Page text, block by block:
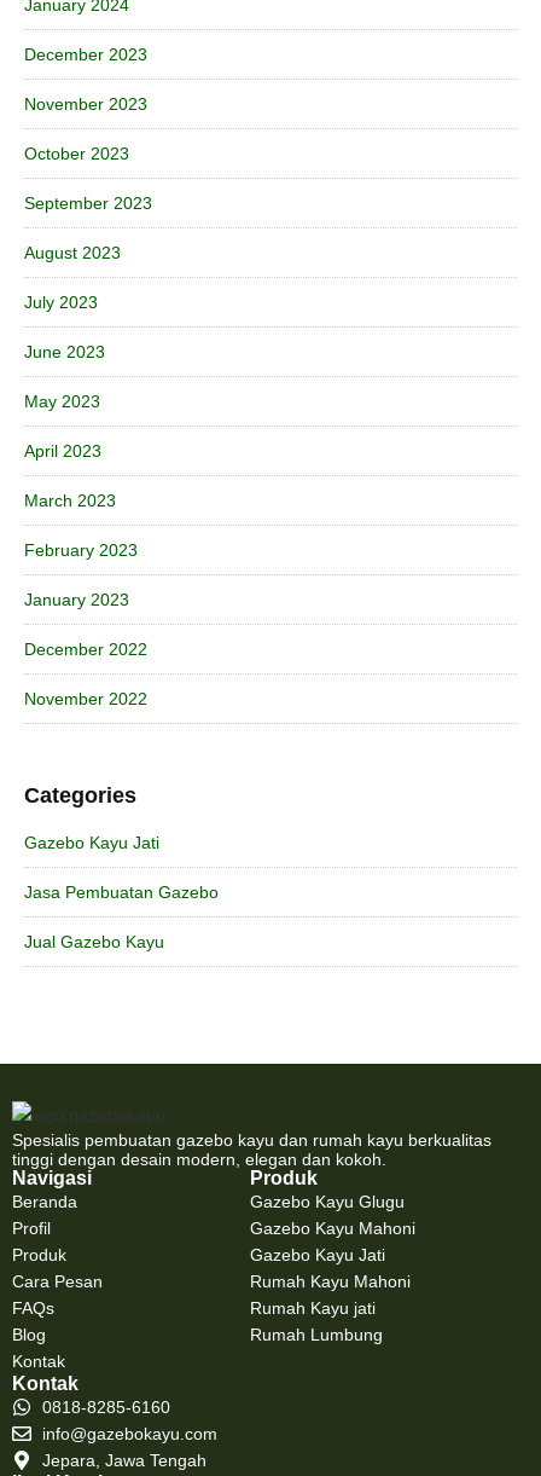
January 2024
December 2023
November 2023
October 2023
September 2023
August 2023
July 2023
June 2023
May 2023
April 2023
March 2023
February 2023
January 2023
December 2022
November 2022
Categories
Gazebo Kayu Jati
Jasa Pembuatan Gazebo
Jual Gazebo Kayu
Spesialis pembuatan gazebo kayu dan rumah kayu berkualitas
tinggi dengan desain modern, elegan dan kokoh.
Navigasi
Beranda
Profil
Produk
Cara Pesan
FAQs
Blog
Kontak
Produk
Gazebo Kayu Glugu
Gazebo Kayu Mahoni
Gazebo Kayu Jati
Rumah Kayu Mahoni
Rumah Kayu jati
Rumah Lumbung
Kontak
0818-8285-6160
info@gazebokayu.com
Jepara, Jawa Tengah